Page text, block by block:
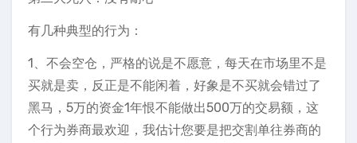
有几种典型的行为：
1、不会空仓，严格的说是不愿意，每天在市场里不是
买就是卖，反正是不能闲着，好象是不买就会错过了
黑马，5万的资金1年恨不能做出500万的交易额，这
个行为券商最欢迎，我估计您要是把交割单往券商的